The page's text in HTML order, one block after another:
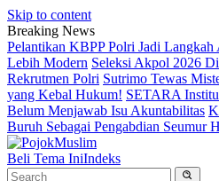
Skip to content
Breaking News
Pelantikan KBPP Polri Jadi
Lebih Modern Seleksi Akpol 2026
Rekrutmen Polri Sutrimo Tewas
yang Kebal Hukum! SETARA
Belum Menjawab Isu Akuntabilitas
Buruh Sebagai Pengabdian Seumur
Beli Tema IniIndeks